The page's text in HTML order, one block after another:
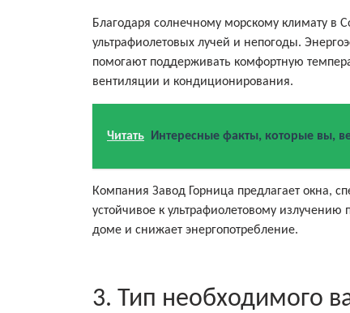
Благодаря солнечному морскому климату в
ультрафиолетовых лучей и непогоды.
помогают поддерживать комфортную
вентиляции и кондиционирования.
Читать Интересные факты, которые вы,
Компания Завод Горница предлагает окна,
устойчивое к ультрафиолетовому
доме и снижает энергопотребление.
3. Тип необходимого